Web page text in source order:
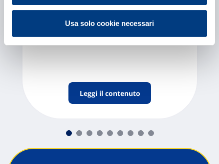
Usa solo cookie necessari
Vittoria con te – Aziende e
Leggi il contenuto